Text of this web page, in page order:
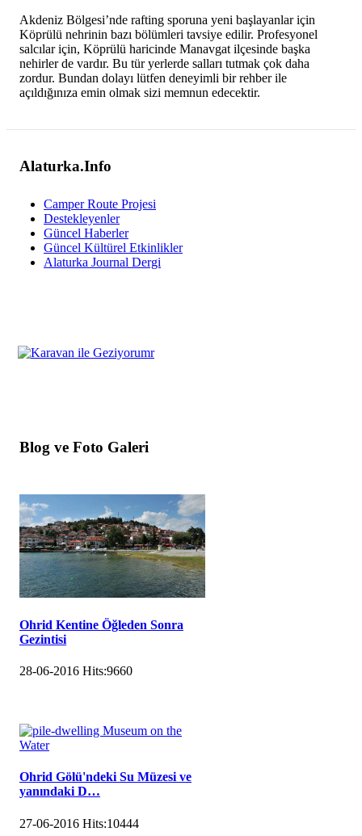
Akdeniz Bölgesi’nde rafting sporuna yeni başlayanlar için
Köprülü nehrinin bazı bölümleri tavsiye edilir. Profesyonel
salcılar için, Köprülü haricinde Manavgat ilçesinde başka
nehirler de vardır. Bu tür yerlerde salları tutmak çok daha
zordur. Bundan dolayı lütfen deneyimli bir rehber ile
açıldığınıza emin olmak sizi memnun edecektir.
Alaturka.Info
Camper Route Projesi
Destekleyenler
Güncel Haberler
Güncel Kültürel Etkinlikler
Alaturka Journal Dergi
Blog ve Foto Galeri
Ohrid Kentine Öğleden Sonra
Gezintisi
28-06-2016 Hits:9660
Ohrid Gölü'ndeki Su Müzesi ve
yanındaki D…
27-06-2016 Hits:10444